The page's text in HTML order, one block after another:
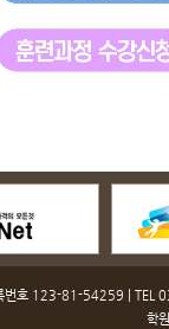
록번호 123-81-54259 |
학